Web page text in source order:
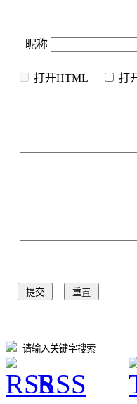
昵称
打开HTML 打
RSS